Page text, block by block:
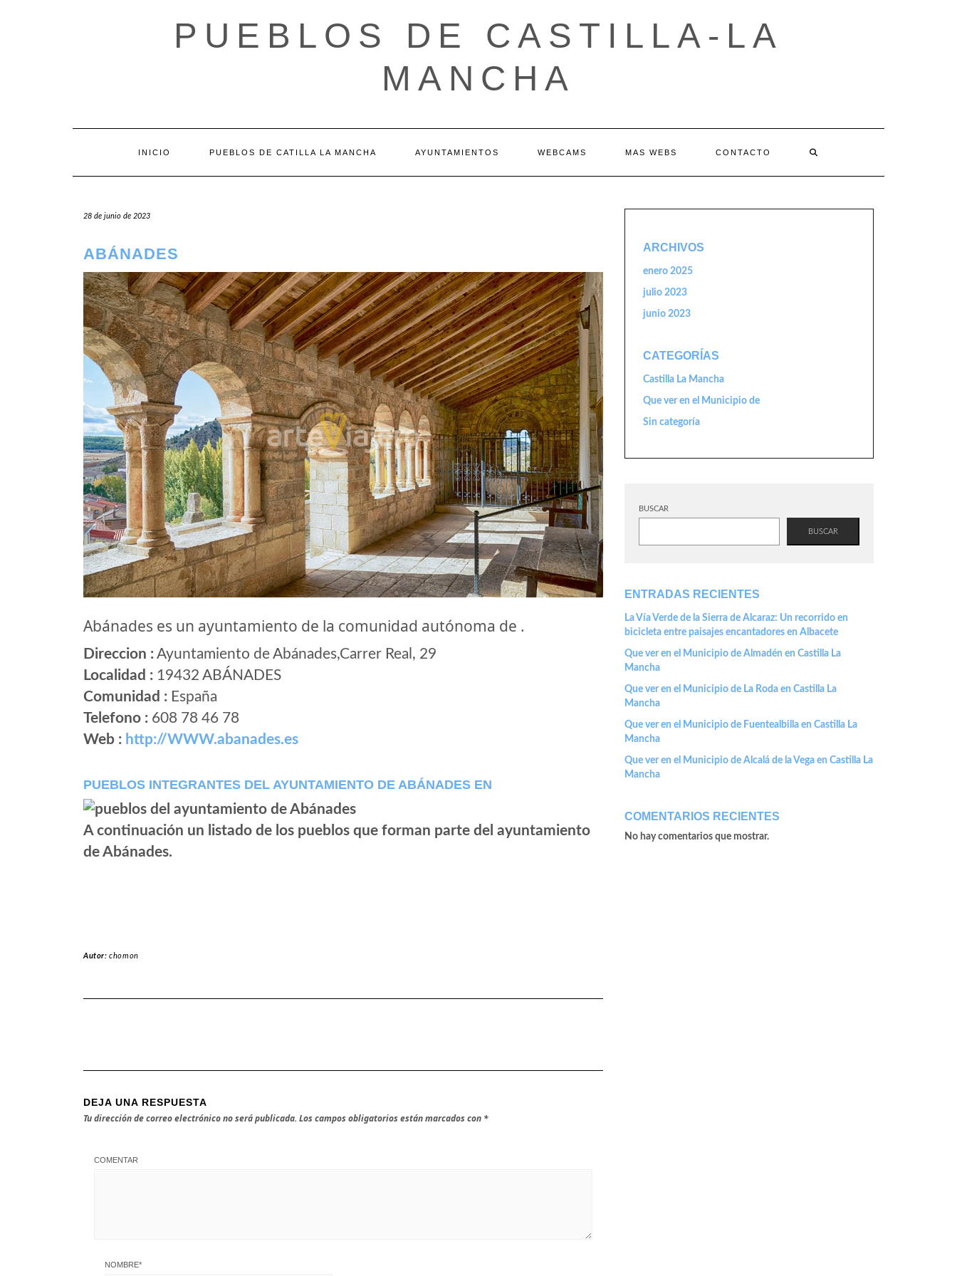
PUEBLOS DE CASTILLA-LA
MANCHA
INICIO PUEBLOS DE CATILLA LA MANCHA AYUNTAMIENTOS WEBCAMS MAS WEBS CONTACTO
28 de junio de 2023
ABÁNADES
Abánades es un ayuntamiento de la comunidad autónoma de .
Direccion :Ayuntamiento de Abánades,Carrer Real, 29
Localidad : 19432 ABÁNADES
Comunidad : España
Telefono : 608 78 46 78
Web : http://WWW.abanades.es
PUEBLOS INTEGRANTES DEL AYUNTAMIENTO DE ABÁNADES EN
A continuación un listado de los pueblos que forman parte del ayuntamiento
de Abánades.
Autor:chomon
DEJA UNA RESPUESTA
Tu dirección de correo electrónico no será publicada. Los campos obligatorios están marcados con *
COMENTAR
NOMBRE*
ARCHIVOS
enero 2025
julio 2023
junio 2023
CATEGORÍAS
Castilla La Mancha
Que ver en el Municipio de
Sin categoría
BUSCAR
BUSCAR
ENTRADAS RECIENTES
La Vía Verde de la Sierra de Alcaraz: Un recorrido en
bicicleta entre paisajes encantadores en Albacete
Que ver en el Municipio de Almadén en Castilla La
Mancha
Que ver en el Municipio de La Roda en Castilla La
Mancha
Que ver en el Municipio de Fuentealbilla en Castilla La
Mancha
Que ver en el Municipio de Alcalá de la Vega en Castilla La
Mancha
COMENTARIOS RECIENTES
No hay comentarios que mostrar.